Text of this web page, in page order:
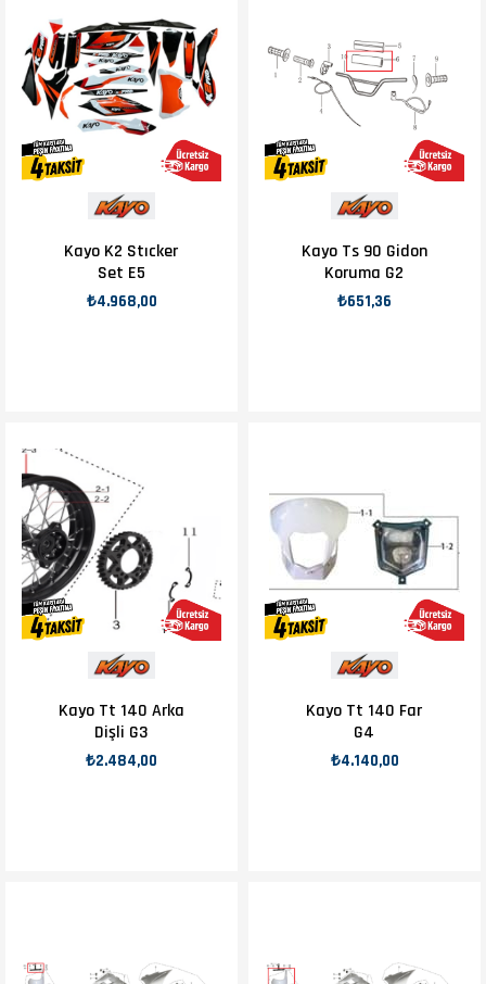
Kayo K2 Stıcker
Set E5
₺4.968,00
Kayo Ts 90 Gidon
Koruma G2
₺651,36
Kayo Tt 140 Arka
Dişli G3
₺2.484,00
Kayo Tt 140 Far
G4
₺4.140,00